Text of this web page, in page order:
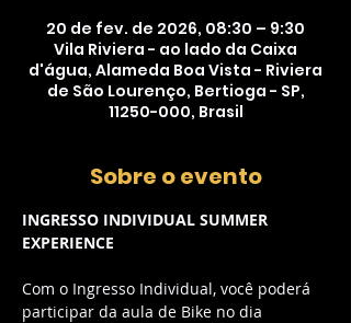
20 de fev. de 2026, 08:30 – 9:30
Vila Riviera - ao lado da Caixa
d'água, Alameda Boa Vista - Riviera
de São Lourenço, Bertioga - SP,
11250-000, Brasil
Sobre o evento
INGRESSO INDIVIDUAL SUMMER
EXPERIENCE
Com o Ingresso Individual, você poderá
participar da aula de Bike no dia